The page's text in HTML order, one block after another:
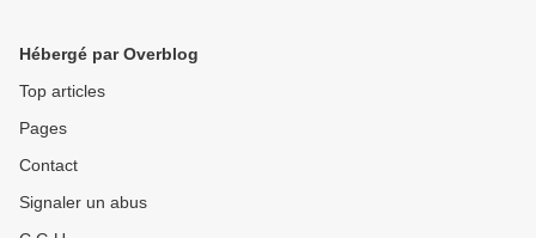
Hébergé par Overblog
Top articles
Pages
Contact
Signaler un abus